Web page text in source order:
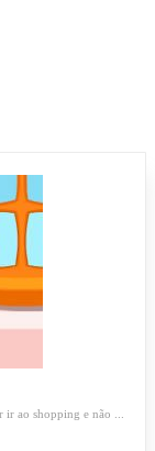
ao shopping e não ...